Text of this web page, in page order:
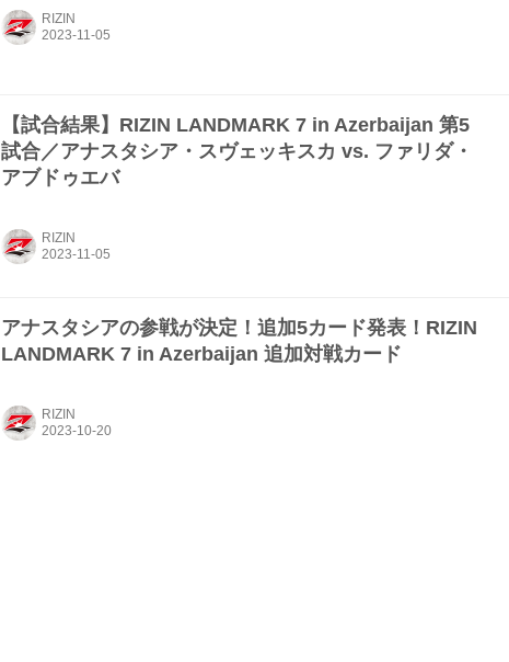
RIZIN
【試合結果】RIZIN LANDMARK 7 in Azerbaijan 第5
試合／アナスタシア・スヴェッキスカ vs. ファリダ・
アブドゥエバ
RIZIN
アナスタシアの参戦が決定！追加5カード発表！RIZIN
LANDMARK 7 in Azerbaijan 追加対戦カード
RIZIN